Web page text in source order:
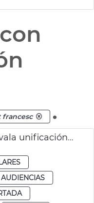
francesc .
Comisión Patrimonio avala unificación estética terrazas plaza Ayuntamiento València